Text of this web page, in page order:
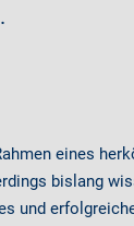
eines
bislang
und